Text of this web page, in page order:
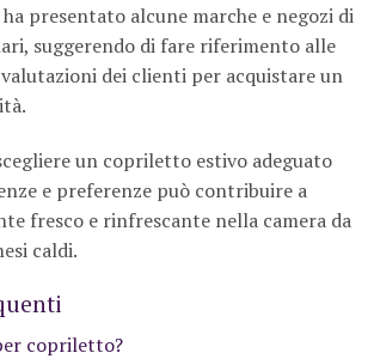
presentato alcune marche e negozi di
suggerendo di fare riferimento alle
dei clienti per acquistare un
un copriletto estivo adeguato
e preferenze può contribuire a
fresco e rinfrescante nella camera da
caldi.
copriletto?